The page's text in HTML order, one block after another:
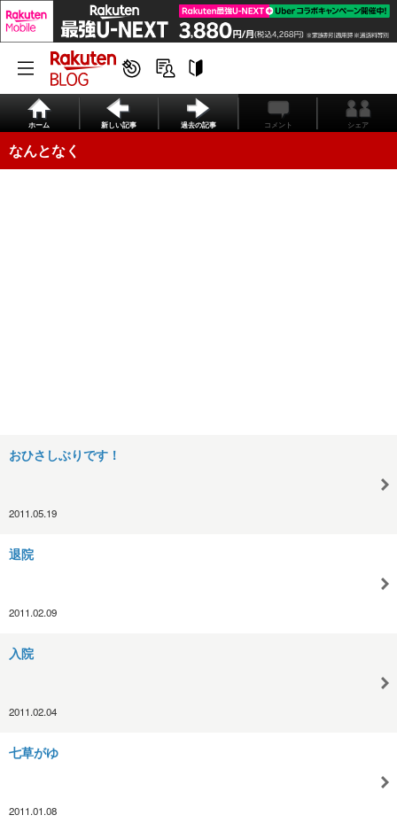
ホーム 新しい記事 過去の記事 コメント シェア
なんとなく
おひさしぶりです！
2011.05.19
退院
2011.02.09
入院
2011.02.04
七草がゆ
2011.01.08